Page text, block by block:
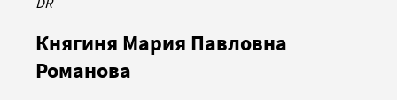
Княгиня Мария Павловна
Романова